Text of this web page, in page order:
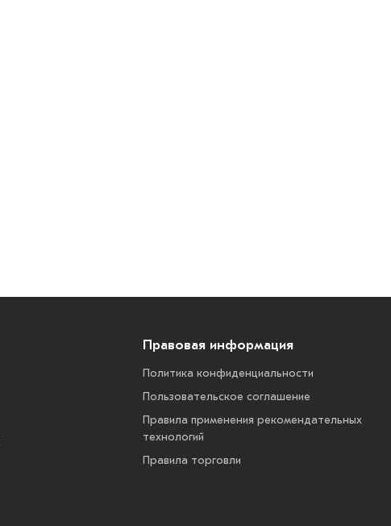
Правовая информация
Политика конфиденциальности
Пользовательское соглашение
Правила применения рекомендательных
технологий
Правила торговли